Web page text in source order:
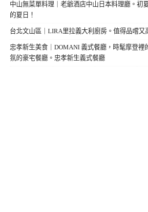
中山無菜單料理｜老爺酒店中山日本料理廳。初
的夏日！
台北文山區｜LIRA里拉義大利廚房。值得品嚐又
忠孝新生美食｜DOMANI 義式餐廳，時髦摩登裡
氛的豪宅餐廳。忠孝新生義式餐廳